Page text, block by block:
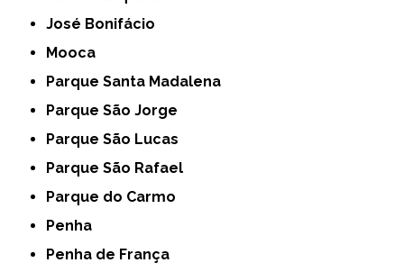
José Bonifácio
Mooca
Parque Santa Madalena
Parque São Jorge
Parque São Lucas
Parque São Rafael
Parque do Carmo
Penha
Penha de França